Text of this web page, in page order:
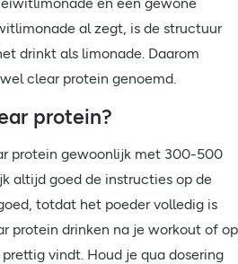
al zegt, is de structuur
drinkt als limonade. Daarom
clear protein genoemd.
protein?
protein gewoonlijk met 300-500
altijd goed de instructies op de
totdat het poeder volledig is
protein drinken na je workout of op
vindt. Houd je qua dosering